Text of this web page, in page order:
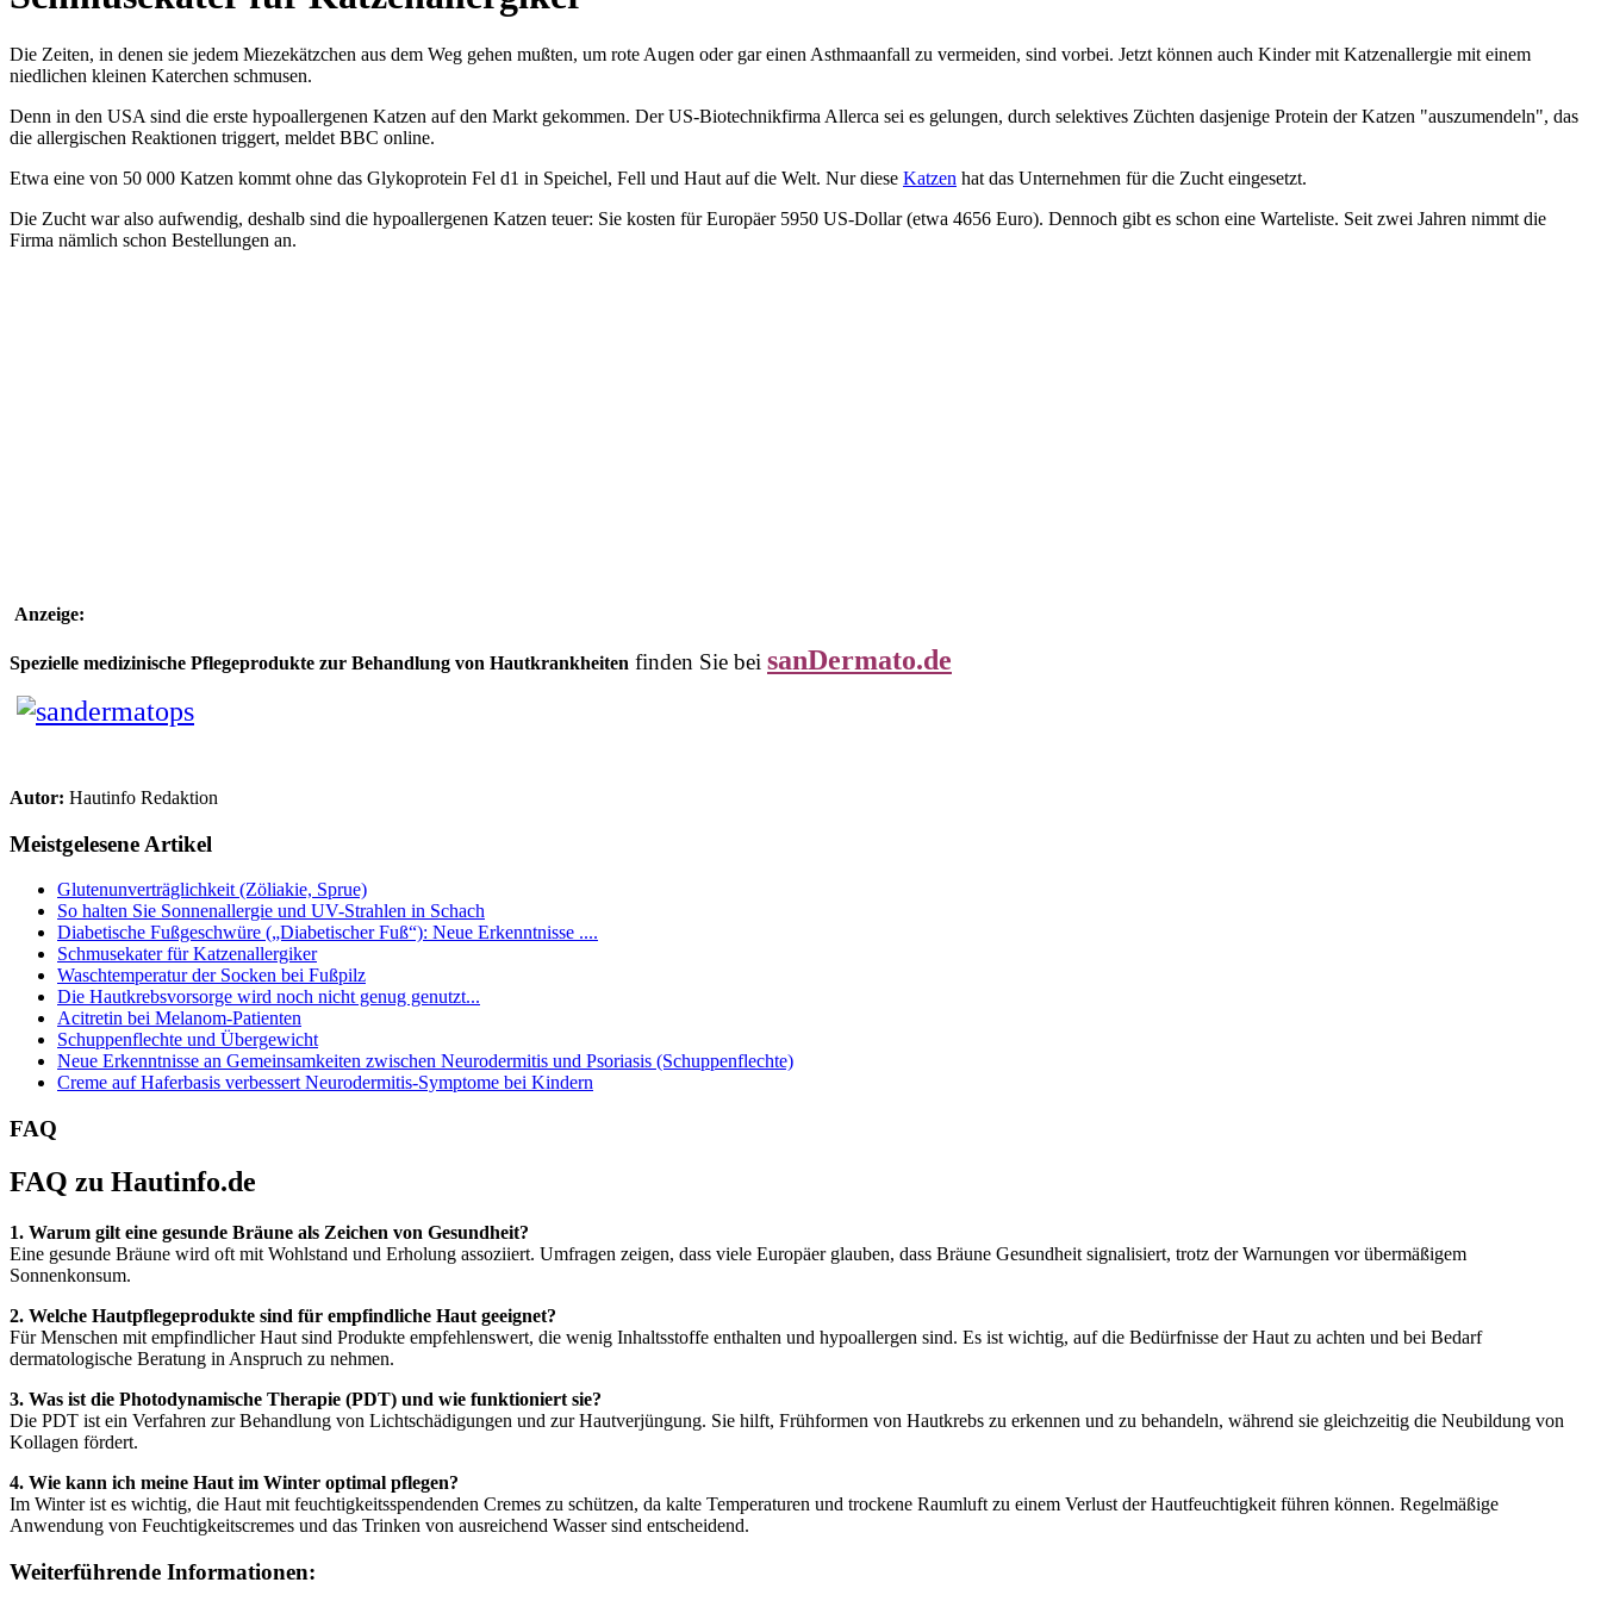
Die Zeiten, in denen sie jedem Miezekätzchen aus dem Weg gehen mußten, um rote Augen oder gar einen Asthmaanfall zu vermeiden, sind vorbei. Jetzt können auch Kinder mit Katzenallergie mit einem
niedlichen kleinen Katerchen schmusen.
Denn in den USA sind die erste hypoallergenen Katzen auf den Markt gekommen. Der US-Biotechnikfirma Allerca sei es gelungen, durch selektives Züchten dasjenige Protein der Katzen "auszumendeln", das
die allergischen Reaktionen triggert, meldet BBC online.
Etwa eine von 50 000 Katzen kommt ohne das Glykoprotein Fel d1 in Speichel, Fell und Haut auf die Welt. Nur diese Katzen hat das Unternehmen für die Zucht eingesetzt.
Die Zucht war also aufwendig, deshalb sind die hypoallergenen Katzen teuer: Sie kosten für Europäer 5950 US-Dollar (etwa 4656 Euro). Dennoch gibt es schon eine Warteliste. Seit zwei Jahren nimmt die
Firma nämlich schon Bestellungen an.
Anzeige:
Spezielle medizinische Pflegeprodukte zur Behandlung von Hautkrankheiten finden Sie bei sanDermato.de
Autor: Hautinfo Redaktion
Meistgelesene Artikel
Glutenunverträglichkeit (Zöliakie, Sprue)
So halten Sie Sonnenallergie und UV-Strahlen in Schach
Diabetische Fußgeschwüre („Diabetischer Fuß“): Neue Erkenntnisse ....
Schmusekater für Katzenallergiker
Waschtemperatur der Socken bei Fußpilz
Die Hautkrebsvorsorge wird noch nicht genug genutzt...
Acitretin bei Melanom-Patienten
Schuppenflechte und Übergewicht
Neue Erkenntnisse an Gemeinsamkeiten zwischen Neurodermitis und Psoriasis (Schuppenflechte)
Creme auf Haferbasis verbessert Neurodermitis-Symptome bei Kindern
FAQ
FAQ zu Hautinfo.de
1. Warum gilt eine gesunde Bräune als Zeichen von Gesundheit?
Eine gesunde Bräune wird oft mit Wohlstand und Erholung assoziiert. Umfragen zeigen, dass viele Europäer glauben, dass Bräune Gesundheit signalisiert, trotz der Warnungen vor übermäßigem
Sonnenkonsum.
2. Welche Hautpflegeprodukte sind für empfindliche Haut geeignet?
Für Menschen mit empfindlicher Haut sind Produkte empfehlenswert, die wenig Inhaltsstoffe enthalten und hypoallergen sind. Es ist wichtig, auf die Bedürfnisse der Haut zu achten und bei Bedarf
dermatologische Beratung in Anspruch zu nehmen.
3. Was ist die Photodynamische Therapie (PDT) und wie funktioniert sie?
Die PDT ist ein Verfahren zur Behandlung von Lichtschädigungen und zur Hautverjüngung. Sie hilft, Frühformen von Hautkrebs zu erkennen und zu behandeln, während sie gleichzeitig die Neubildung von
Kollagen fördert.
4. Wie kann ich meine Haut im Winter optimal pflegen?
Im Winter ist es wichtig, die Haut mit feuchtigkeitsspendenden Cremes zu schützen, da kalte Temperaturen und trockene Raumluft zu einem Verlust der Hautfeuchtigkeit führen können. Regelmäßige
Anwendung von Feuchtigkeitscremes und das Trinken von ausreichend Wasser sind entscheidend.
Weiterführende Informationen: